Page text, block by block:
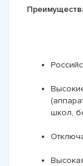
школ,